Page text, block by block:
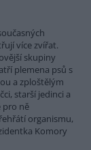
více zvířat.
skupiny
plemena psů s
a zploštělým
starší jedinci a
pro ně
organismu,
Komory